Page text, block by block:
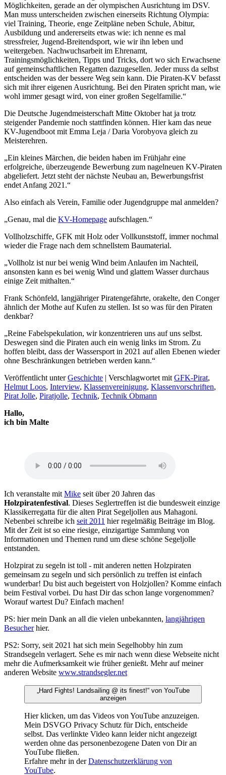
Möglichkeiten, gerade an der olympischen Ausrichtung im DSV.
Man muss unterscheiden zwischen einerseits Richtung Olympia:
viel Training, Theorie, enge Zeitpläne neben Schule, Abitur,
Ausbildung und andererseits etwas wie: ich nenne es mal
stressfreier, Jugend-Breitendsport, wie wir ihn leben und
weitergeben. Nachwuchsarbeit im Ehrenamt,
Trainingsmöglichkeiten, Tipps und Tricks, dort wo sich Erwachsene
auf gemeinschaftlichen Regatten dazugesellen. Jeder muss da selbst
entscheiden was der bessere Weg sein kann. Die Piraten-KV befasst
sich mit ihrer eigenen Ausrichtung. Bei den Piraten spricht man, wie
wohl immer gesagt wird, von einer großen Segelfamilie.“
Die Deutsche Jugendmeisterschaft Mitte Oktober hat ja trotz
steigender Pandemie noch stattfinden können. Hier kam das neue
KV-Jugendboot mit Emma Leja / Daria Vorobyova gleich zu
Meisterehren.
„Ein kleines Märchen, die beiden haben im Frühjahr eine
erfolgreiche, überzeugende Bewerbung zum nagelneuen KV-Piraten
abgeliefert. Jetzt steht der nächste Neubau an, Bewerbungsfrist
endet Anfang 2021.“
Also einfach als Verein, Familie oder Jugendgruppe mal anmelden?
„Genau, mal die KV-Homepage aufschlagen.“
Vollholzschiffe, GFK mit Holz oder Vollkunststoff, immer nochmal
wieder die Frage nach dem schnellstem Baumaterial.
„Vollholz ist nur bei wenig Wind beim Anlaufen im Nachteil,
ansonsten kann es bei wenig Wind und glattem Wasser durchaus
einige Zeit mithalten.“
Frank Schönfeld, langjähriger Piratengefährte, orakelte, den Conger
ähnlich der Mothe auf Kufen zu stellen. Ist so was für den Piraten
denkbar?
„Reine Fabelspekulation, wir konzentrieren uns auf uns selbst.
Deswegen sind die Piraten auch ein wenig links im Strom. Zu
hoffen bleibt, dass der Wassersport in 2021 auf allen Ebenen wieder
ohne Beschränkungen betrieben werden kann.“
Veröffentlicht unter Geschichte | Verschlagwortet mit GFK-Pirat,
Helmut Loos, Interview, Klassenvereinigung, Klassenvorschriften,
Pirat Jolle, Piratjolle, Technik, Technik Obmann
Hallo,
ich bin Malte
Ich veranstalte mit Mike seit über 20 Jahren das
Holzpiratenfestival. Dieses Seglertreffen ist die bundesweit einzige
Klassikerregatta für die alten Pirat Segeljollen aus Mahagoni.
Nebenbei schreibe ich seit 2011 hier regelmäßig Beiträge im Blog.
Mit der Zeit ist so eine riesige, einzigartige Sammlung von
Informationen und Themen rund um diese schöne Segeljolle
entstanden.
Holzpirat zu segeln ist toll - mit anderen netten Holzpiraten
gemeinsam zu segeln und sich persönlich zu treffen ist einfach
wunderbar! Du bist auch begeistert von Holzjollen? Komme einfach
beim Festival vorbei. Du hast Dir das schon lange vorgenommen?
Worauf wartest Du? Einfach machen!
PS: hier mein Dank an all die vielen unbekannten, langjährigen
Besucherhier.
PS2: Sorry, seit 2021 hat sich mein Segelhobby hin zum
Strandsegeln verlagert. Sehe es mir nach wenn diese Webseite nicht
mehr die Aufmerksamkeit wie früher genießt. Mehr auf meiner
anderen Website www.strandsegler.net
„Hard Fights! Landsailing @ its finest!“ von YouTube
anzeigen
Hier klicken, um das Videos von YouTube anzuzeigen.
Mein DSVGO Privacy Schutz für Dich, entscheide
selbst. Das verlinkte Video kann leider nicht angezeigt
werden ohne das personenbezogene Daten von Dir an
YouTube fließen.
Erfahre mehr in derDatenschutzerklärung von
YouTube.